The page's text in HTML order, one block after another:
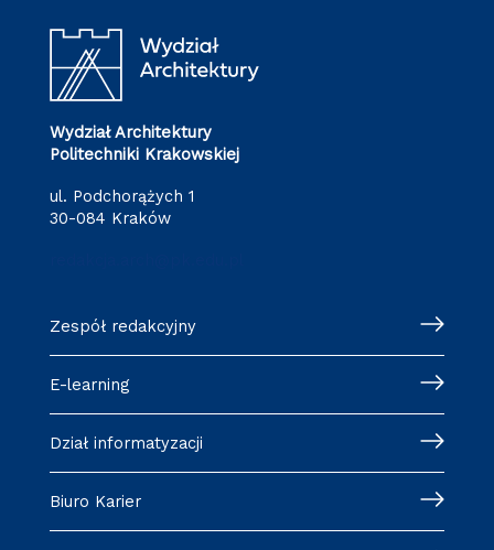
Wydział Architektury
Politechniki Krakowskiej
ul. Podchorążych 1
30-084 Kraków
Zespół redakcyjny
E-learning
Dział informatyzacji
Biuro Karier